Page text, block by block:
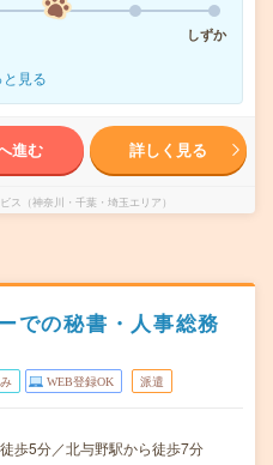
しずか
と見る
進む 詳しく見る
ス（神奈川・千葉・埼玉エリア）
での秘書・人事総務
WEB登録OK 派遣
歩5分／北与野駅から徒歩7分